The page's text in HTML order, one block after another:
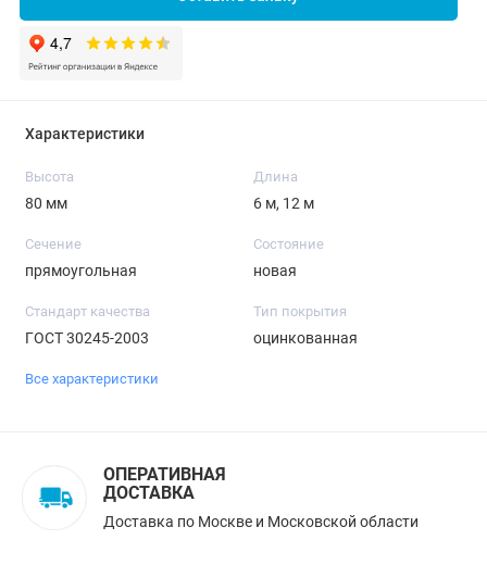
Характеристики
Высота
80 мм
Длина
6 м, 12 м
Сечение
прямоугольная
Состояние
новая
Стандарт качества
ГОСТ 30245-2003
Тип покрытия
оцинкованная
Все характеристики
ОПЕРАТИВНАЯ
ДОСТАВКА
Доставка по Москве и Московской области